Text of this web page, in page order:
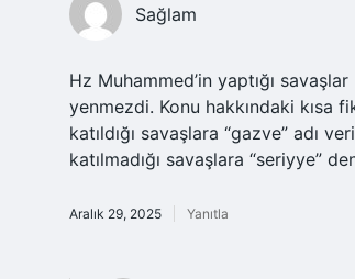
Sağlam
Hz Muhammed’in yaptığı
yenmezdi. Konu hakkındaki kısa
katıldığı savaşlara “gazve” adı
katılmadığı savaşlara “seriyye”
Aralık 29, 2025 Yanıtla